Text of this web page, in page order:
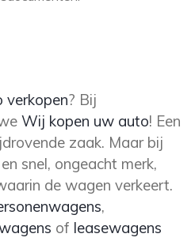
verkopen? Bij
Wij kopen uw auto! Een
zaak. Maar bij
snel, ongeacht merk,
de wagen verkeert.
,
of leasewagens